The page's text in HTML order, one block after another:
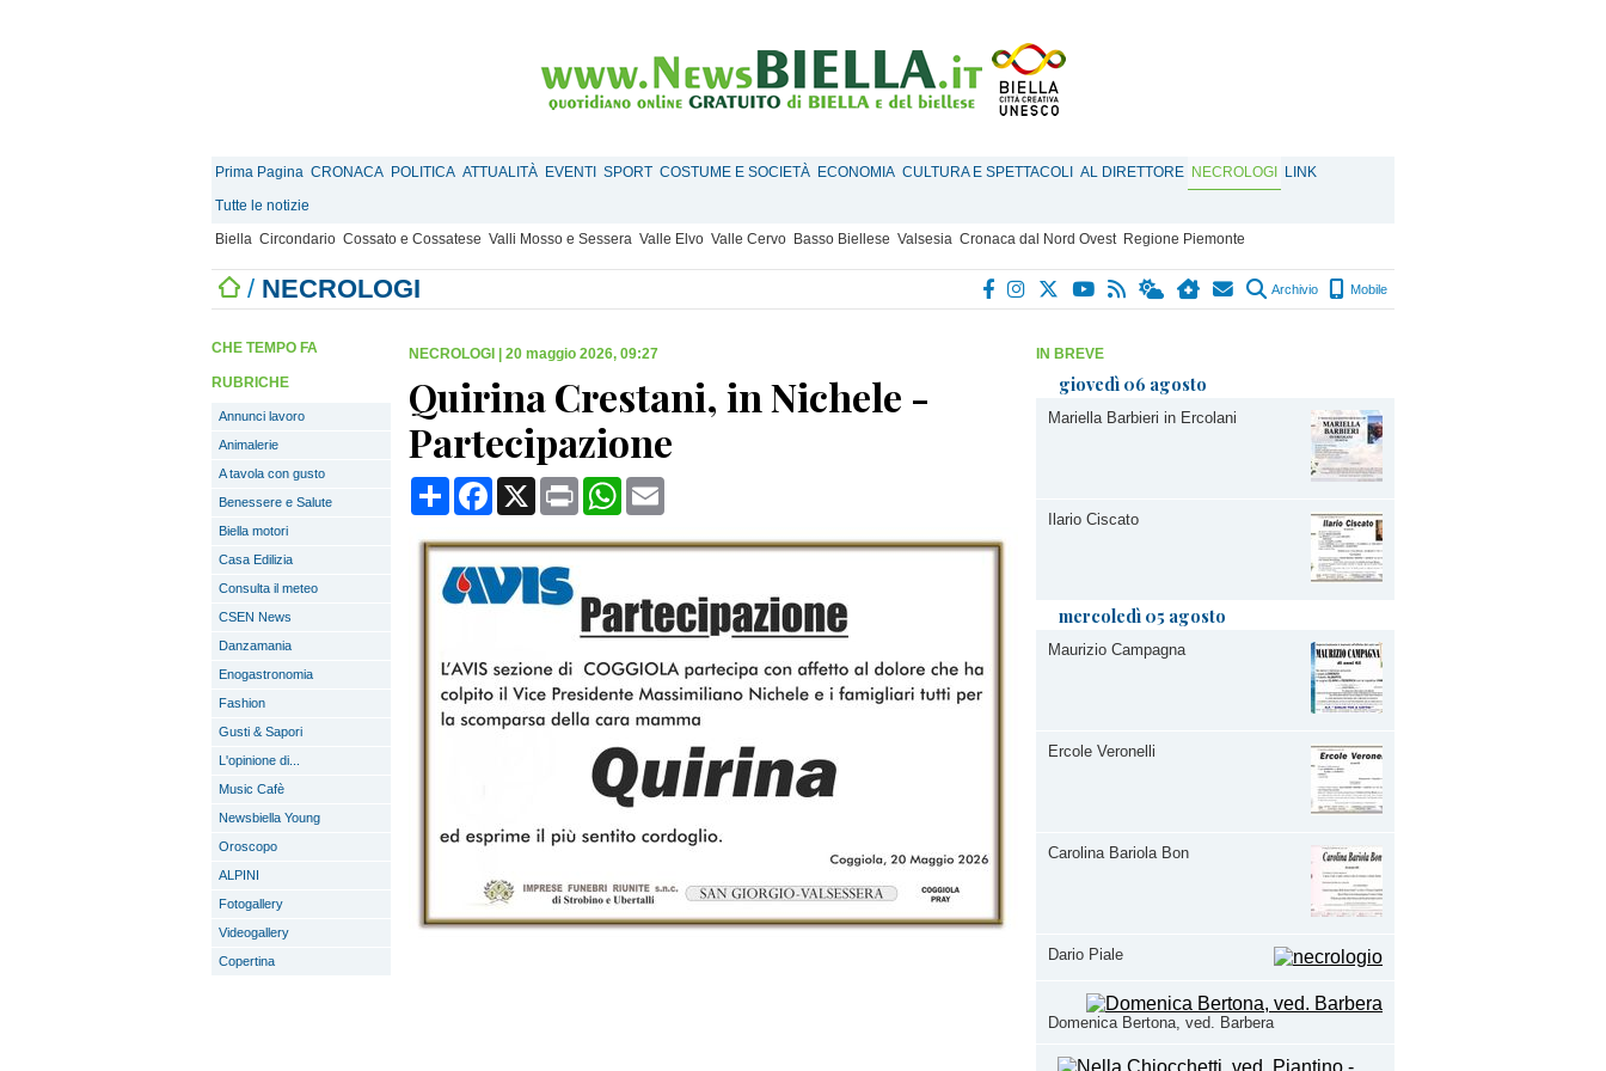
Prima Pagina CRONACA POLITICA ATTUALITÀ EVENTI SPORT COSTUME E SOCIETÀ ECONOMIA CULTURA E SPETTACOLI AL DIRETTORE NECROLOGI
LINK
Tutte le notizie
Biella Circondario Cossato e Cossatese Valli Mosso e Sessera Valle Elvo Valle Cervo Basso Biellese Valsesia Cronaca dal Nord Ovest Regione Piemonte
/ NECROLOGI Archivio Mobile
IN BREVE
giovedì 06 agosto
Mariella Barbieri in Ercolani
Ilario Ciscato
mercoledì 05 agosto
Maurizio Campagna
Ercole Veronelli
Carolina Bariola Bon
Dario Piale
Domenica Bertona, ved. Barbera
CHE TEMPO FA
RUBRICHE
Annunci lavoro
Animalerie
A tavola con gusto
Benessere e Salute
Biella motori
Casa Edilizia
Consulta il meteo
CSEN News
Danzamania
Enogastronomia
Fashion
Gusti & Sapori
L'opinione di...
Music Cafè
Newsbiella Young
Oroscopo
ALPINI
Fotogallery
Videogallery
Copertina
NECROLOGI 20 maggio 2026, 09:27
Quirina Crestani, in Nichele -
Partecipazione
CondividiFacebook
X Print WhatsApp